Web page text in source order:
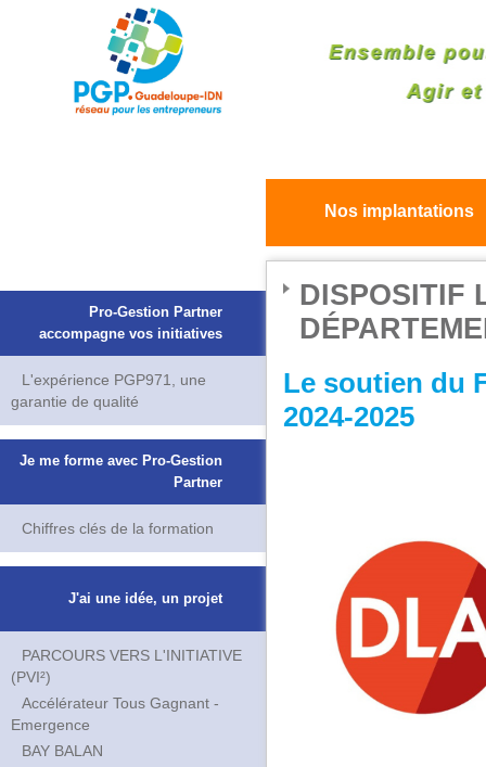
Nos implantations
Pro-Gestion Partner
accompagne vos initiatives
L'expérience PGP971, une
garantie de qualité
Je me forme avec Pro-Gestion
Partner
Chiffres clés de la formation
J'ai une idée, un projet
PARCOURS VERS L'INITIATIVE
(PVI²)
Accélérateur Tous Gagnant -
Emergence
BAY BALAN
DISPOSITIF
Le soutien du
2024-2025